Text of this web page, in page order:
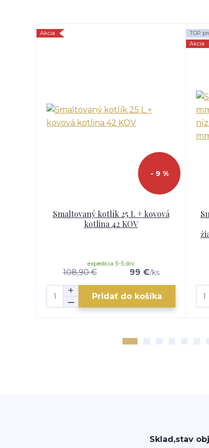
Akcia
- 9 %
Smaltovaný kotlík 25 L + kovová
kotlina 42 KOV
108,90 € 99 €/ks
expedícia 3-5 dní
Pridať do košíka
TOP
Akcia
Sklad,stav